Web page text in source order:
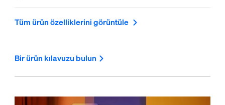
Tüm ürün özelliklerini görüntüle
Bir ürün kılavuzu bulun